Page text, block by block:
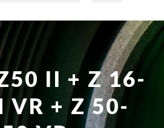
ACCESSOIRES
MEDIA EN ENERGIE
OCCASIONS
II + Z 16-
VR + Z 50-